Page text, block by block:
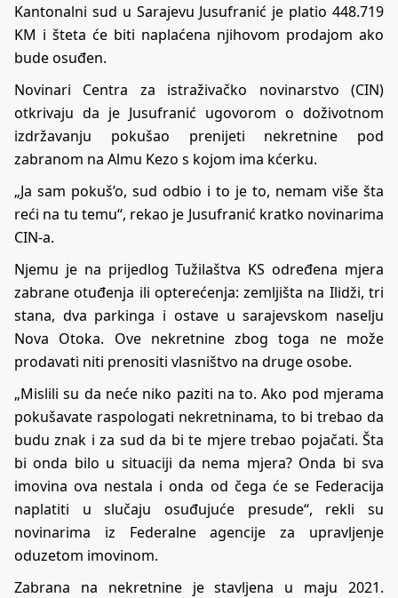
Kantonalni sud u Sarajevu Jusufranić je platio 448.719
KM i šteta će biti naplaćena njihovom prodajom ako
bude osuđen.
Novinari Centra za istraživačko novinarstvo (CIN)
otkrivaju da je Jusufranić ugovorom o doživotnom
izdržavanju pokušao prenijeti nekretnine pod
zabranom na Almu Kezo s kojom ima kćerku.
„Ja sam pokuš’o, sud odbio i to je to, nemam više šta
reći na tu temu“, rekao je Jusufranić kratko novinarima
CIN-a.
Njemu je na prijedlog Tužilaštva KS određena mjera
zabrane otuđenja ili opterećenja: zemljišta na Ilidži, tri
stana, dva parkinga i ostave u sarajevskom naselju
Nova Otoka. Ove nekretnine zbog toga ne može
prodavati niti prenositi vlasništvo na druge osobe.
„Mislili su da neće niko paziti na to. Ako pod mjerama
pokušavate raspologati nekretninama, to bi trebao da
budu znak i za sud da bi te mjere trebao pojačati. Šta
bi onda bilo u situaciji da nema mjera? Onda bi sva
imovina ova nestala i onda od čega će se Federacija
naplatiti u slučaju osuđujuće presude“, rekli su
novinarima iz Federalne agencije za upravljenje
oduzetom imovinom.
Zabrana na nekretnine je stavljena u maju 2021.